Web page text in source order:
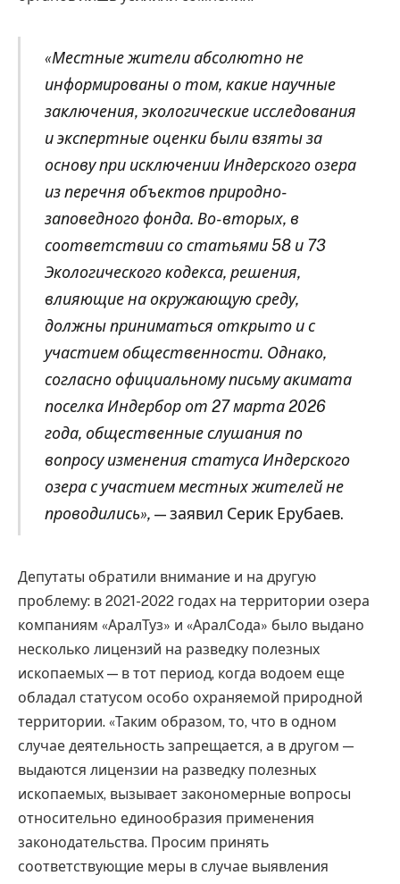
«Местные жители абсолютно не
информированы о том, какие научные
заключения, экологические исследования
и экспертные оценки были взяты за
основу при исключении Индерского озера
из перечня объектов природно-
заповедного фонда. Во-вторых, в
соответствии со статьями 58 и 73
Экологического кодекса, решения,
влияющие на окружающую среду,
должны приниматься открыто и с
участием общественности. Однако,
согласно официальному письму акимата
поселка Индербор от 27 марта 2026
года, общественные слушания по
вопросу изменения статуса Индерского
озера с участием местных жителей не
проводились», — заявил Серик Ерубаев.
Депутаты обратили внимание и на другую
проблему: в 2021-2022 годах на территории озера
компаниям «АралТуз» и «АралСода» было выдано
несколько лицензий на разведку полезных
ископаемых — в тот период, когда водоем еще
обладал статусом особо охраняемой природной
территории. «Таким образом, то, что в одном
случае деятельность запрещается, а в другом —
выдаются лицензии на разведку полезных
ископаемых, вызывает закономерные вопросы
относительно единообразия применения
законодательства. Просим принять
соответствующие меры в случае выявления